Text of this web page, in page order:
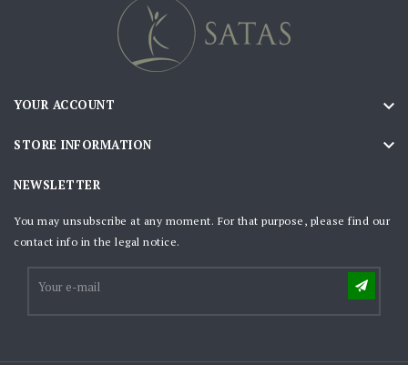
YOUR ACCOUNT 
STORE INFORMATION 
NEWSLETTER
You may unsubscribe at any moment. For that purpose, please find our
contact info in the legal notice.